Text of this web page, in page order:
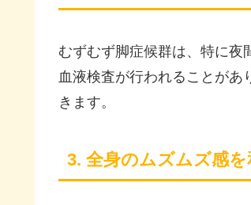
むずむず脚症候群は、特に夜
血液検査が行われることが
きます。
3. 全身のムズムズ感